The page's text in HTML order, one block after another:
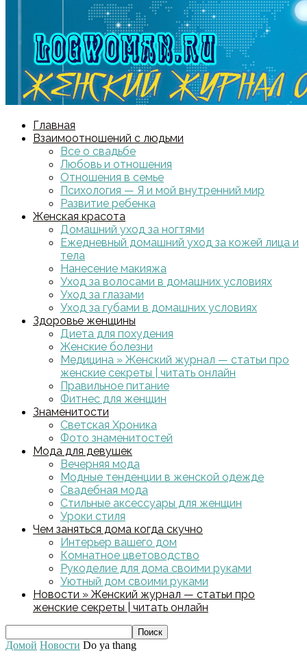
Главная
Взаимоотношений с людьми
Все о свадьбе
Любовь и отношения
Отношения в семье
Психология — Я и мой внутренний мир
Развитие ребенка
Женская красота
Домашний уход за ногтями
Ежедневный домашний уход за кожей лица и
тела
Нанесение макияжа
Уход за волосами в домашних условиях
Уход за глазами
Уход за губами в домашних условиях
Здоровье женщины
Диета для похудения
Женские болезни
Медицина » Женский журнал — статьи про
женские секреты | читать онлайн
Правильное питание
Фитнес для женщин
Знаменитости
Светская Хроника
Фото знаменитостей
Мода для девушек
Вечерняя мода
Модные тенденции в женской одежде
Свадебная мода
Стильные аксессуары для женщин
Уроки стиля
Чем заняться дома когда скучно
Интерьер вашего дом
Комнатное цветоводство
Рукоделие для дома своими руками
Уютный дом своими руками
Новости » Женский журнал — статьи про
женские секреты | читать онлайн
Домой Новости Do ya thang